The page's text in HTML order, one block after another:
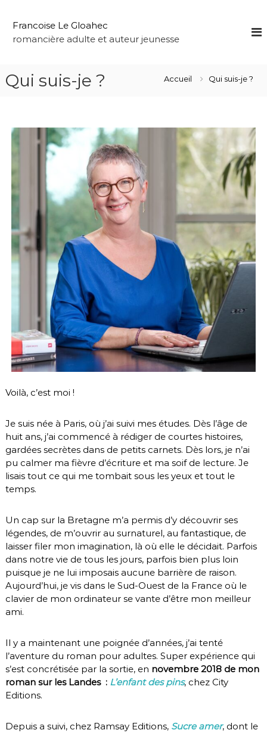
Francoise Le Gloahec
romancière adulte et auteur jeunesse
Qui suis-je ? Accueil Qui suis-je ?
Voilà, c’est moi !
Je suis née à Paris, où j’ai suivi mes études. Dès l’âge de
huit ans, j’ai commencé à rédiger de courtes histoires,
gardées secrètes dans de petits carnets. Dès lors, je n’ai
pu calmer ma fièvre d’écriture et ma soif de lecture. Je
lisais tout ce qui me tombait sous les yeux et tout le
temps.
Un cap sur la Bretagne m’a permis d’y découvrir ses
légendes, de m’ouvrir au surnaturel, au fantastique, de
laisser filer mon imagination, là où elle le décidait. Parfois
dans notre vie de tous les jours, parfois bien plus loin
puisque je ne lui imposais aucune barrière de raison.
Aujourd’hui, je vis dans le Sud-Ouest de la France où le
clavier de mon ordinateur se vante d’être mon meilleur
ami.
Il y a maintenant une poignée d’années, j’ai tenté
l’aventure du roman pour adultes. Super expérience qui
s’est concrétisée par la sortie, en novembre 2018 de mon
roman sur les Landes : L’enfant des pins, chez City
Editions.
Depuis a suivi, chez Ramsay Editions, Sucre amer, dont le